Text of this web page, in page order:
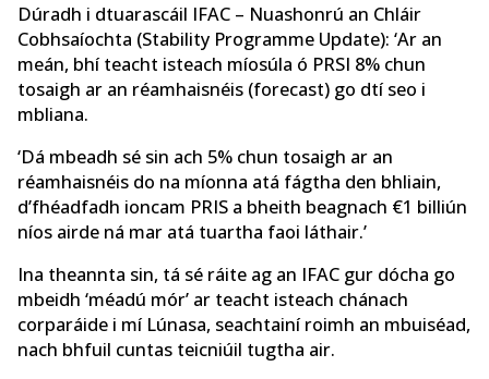
Dúradh i dtuarascáil IFAC – Nuashonrú an Chláir
Cobhsaíochta (Stability Programme Update): ‘Ar an
meán, bhí teacht isteach míosúla ó PRSI 8% chun
tosaigh ar an réamhaisnéis (forecast) go dtí seo i
mbliana.
‘Dá mbeadh sé sin ach 5% chun tosaigh ar an
réamhaisnéis do na míonna atá fágtha den bhliain,
d’fhéadfadh ioncam PRIS a bheith beagnach €1 billiún
níos airde ná mar atá tuartha faoi láthair.’
Ina theannta sin, tá sé ráite ag an IFAC gur dócha go
mbeidh ‘méadú mór’ ar teacht isteach chánach
corparáide i mí Lúnasa, seachtainí roimh an mbuiséad,
nach bhfuil cuntas teicniúil tugtha air.